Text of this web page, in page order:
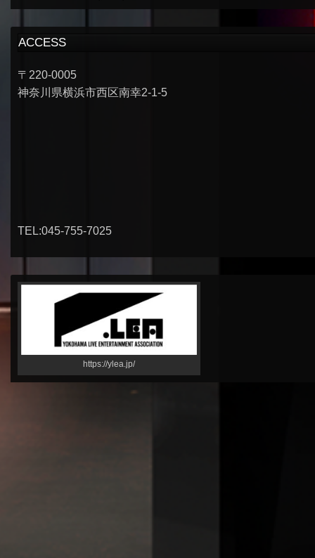
ACCESS
〒220-0005
神奈川県横浜市西区南幸2-1-5
TEL:045-755-7025
https://ylea.jp/